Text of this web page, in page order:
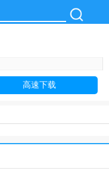
高速下载